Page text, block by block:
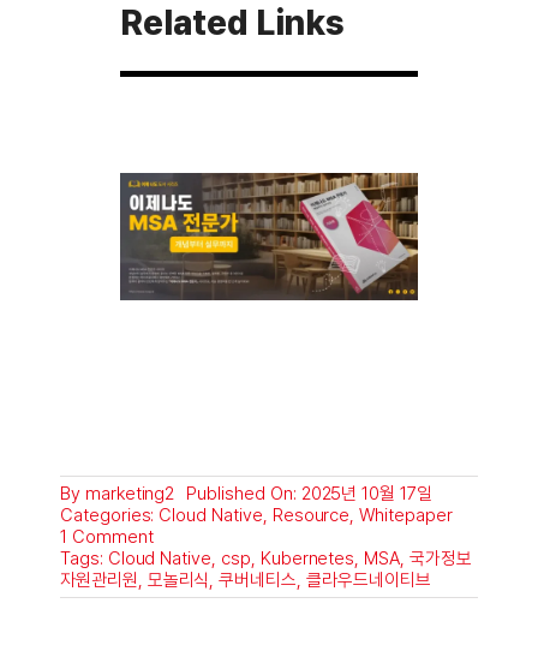
Related Links
By marketing2
Published On: 2025년 10월 17일
Categories: Cloud Native Resource ,Whitepaper
1 Commenton
국
가
데
Tags: Cloud Native csp Kubernetes MSA 국가정보
자원관리원
모놀리식 ,쿠버네티스 ,클라우드네이티브